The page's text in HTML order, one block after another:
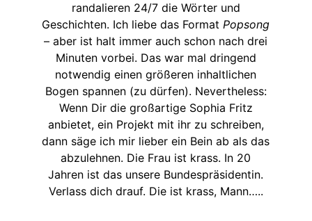
randalieren 24/7 die Wörter und
Geschichten. Ich liebe das FormatPopsong
– aber ist halt immer auch schon nach drei
Minuten vorbei. Das war mal dringend
notwendig einen größeren inhaltlichen
Bogen spannen (zu dürfen). Nevertheless:
Wenn Dir die großartige Sophia Fritz
anbietet, ein Projekt mit ihr zu schreiben,
dann säge ich mir lieber ein Bein ab als das
abzulehnen. Die Frau ist krass. In 20
Jahren ist das unsere Bundespräsidentin.
Verlass dich drauf. Die ist krass, Mann…..